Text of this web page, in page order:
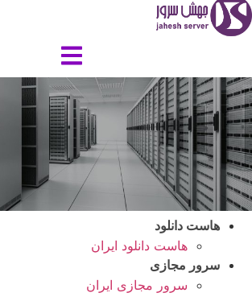
هاست دانلود
هاست دانلود ایران
سرور مجازی
سرور مجازی ایران